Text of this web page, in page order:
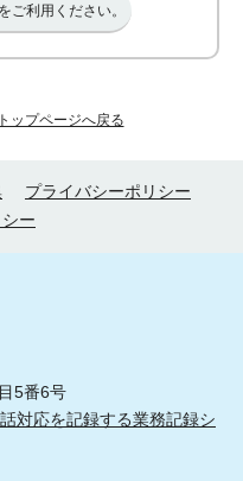
ご利用ください。
トップページへ戻る
プライバシーポリシー
ー
5番6号
対応を記録する業務記録シ